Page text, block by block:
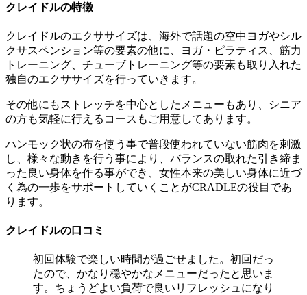
クレイドルの特徴
クレイドルのエクササイズは、海外で話題の空中ヨガやシル
クサスペンション等の要素の他に、ヨガ・ピラティス、筋力
トレーニング、チューブトレーニング等の要素も取り入れた
独自のエクササイズを行っていきます。
その他にもストレッチを中心としたメニューもあり、シニア
の方も気軽に行えるコースもご用意してあります。
ハンモック状の布を使う事で普段使われていない筋肉を刺激
し、様々な動きを行う事により、バランスの取れた引き締ま
った良い身体を作る事ができ、女性本来の美しい身体に近づ
く為の一歩をサポートしていくことがCRADLEの役目であ
ります。
クレイドルの口コミ
初回体験で楽しい時間が過ごせました。初回だっ
たので、かなり穏やかなメニューだったと思いま
す。ちょうどよい負荷で良いリフレッシュになり